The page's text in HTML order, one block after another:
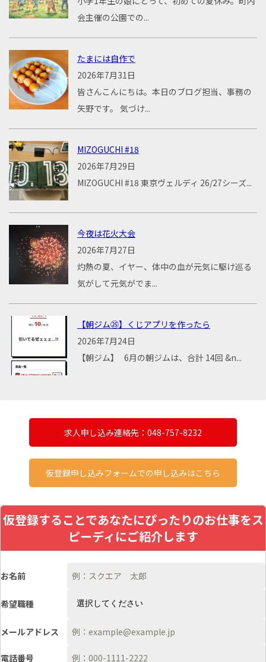
会主催の公園での...
たまには自作で
2026年7月31日
皆さんこんにちは。本日のブログ担当、事務の
矢野です。 気づけ...
MIZOGUCHI #18
2026年7月29日
MIZOGUCHI #18 東京ヴェルディ 26/27シーズ...
今夜は花火大会
2026年7月27日
灼熱の夏、イヤー、体中の血が元気に駆け巡る
気がして元気がでま...
【朝ジム㉕】くじアプリを作ったら
2026年7月24日
【朝ジム】 6月の朝ジムは、合計 14回 &n...
求人申し込み連絡先：048-757-8232
仮登録申し込みフォームでの申し込みはこちら
仮登録することであなたにぴったりのお仕事をス
ピーディにご紹介します
お名前
希望職種
メールアドレス
電話番号